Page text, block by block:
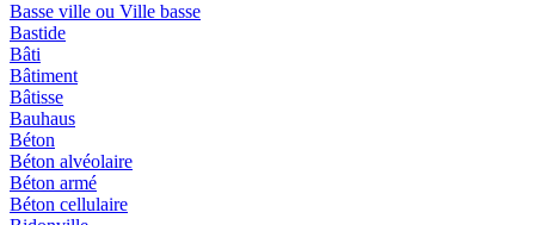
Basse ville ou Ville basse
Bastide
Bâti
Bâtiment
Bâtisse
Bauhaus
Béton
Béton alvéolaire
Béton armé
Béton cellulaire